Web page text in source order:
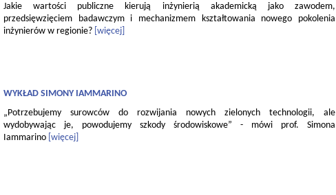
Jakie wartości publiczne kierują inżynierią akademicką jako zawodem,
przedsięwzięciem badawczym i mechanizmem kształtowania nowego pokolenia
inżynierów w regionie? [więcej]
WYKŁAD SIMONY IAMMARINO
„Potrzebujemy surowców do rozwijania nowych zielonych technologii, ale
wydobywając je, powodujemy szkody środowiskowe” - mówi prof. Simona
Iammarino [więcej]